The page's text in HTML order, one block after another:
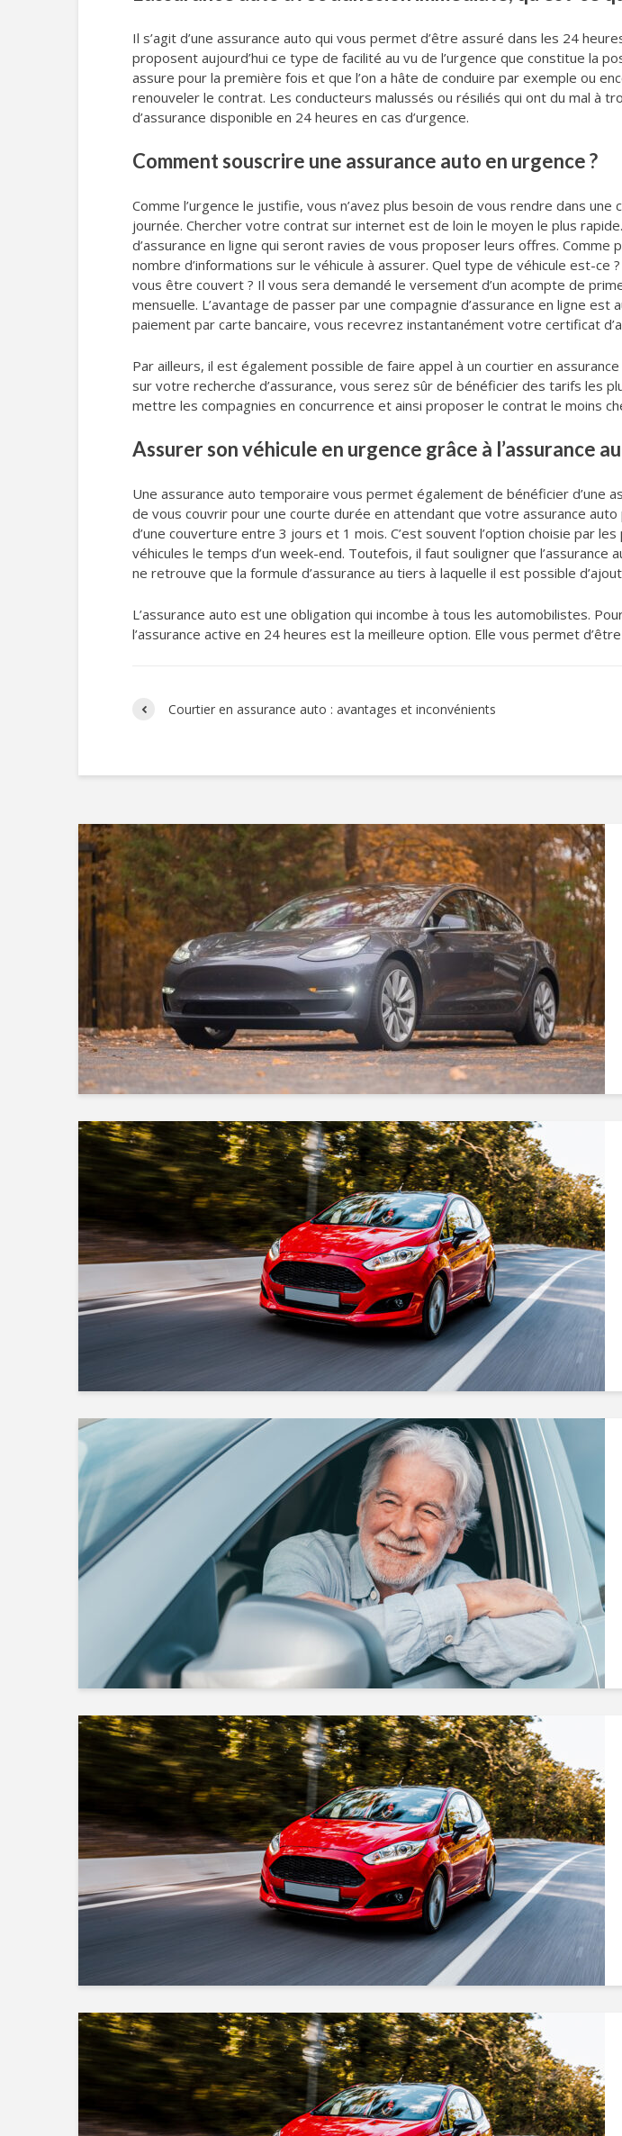
Il s’agit d’une assurance auto qui vous permet d’être assuré dans les 24
proposent aujourd’hui ce type de facilité au vu de l’urgence que constitue la
assure pour la première fois et que l’on a hâte de conduire par exemple ou
renouveler le contrat. Les conducteurs malussés ou résiliés qui ont du mal à
d’assurance disponible en 24 heures en cas d’urgence.
Comment souscrire une assurance auto en urgence ?
Comme l’urgence le justifie, vous n’avez plus besoin de vous rendre dans
journée. Chercher votre contrat sur internet est de loin le moyen le plus
d’assurance en ligne qui seront ravies de vous proposer leurs offres.
nombre d’informations sur le véhicule à assurer. Quel type de véhicule est-ce
vous être couvert ? Il vous sera demandé le versement d’un acompte de
mensuelle. L’avantage de passer par une compagnie d’assurance en ligne
paiement par carte bancaire, vous recevrez instantanément votre certificat
Par ailleurs, il est également possible de faire appel à un courtier en
sur votre recherche d’assurance, vous serez sûr de bénéficier des tarifs les
mettre les compagnies en concurrence et ainsi proposer le contrat le moins
Assurer son véhicule en urgence grâce à l’assurance
Une assurance auto temporaire vous permet également de bénéficier d’une
de vous couvrir pour une courte durée en attendant que votre assurance
d’une couverture entre 3 jours et 1 mois. C’est souvent l’option choisie par
véhicules le temps d’un week-end. Toutefois, il faut souligner que
ne retrouve que la formule d’assurance au tiers à laquelle il est possible
L’assurance auto est une obligation qui incombe à tous les automobilistes.
l’assurance active en 24 heures est la meilleure option. Elle vous permet
Courtier en assurance auto : avantages et inconvénients